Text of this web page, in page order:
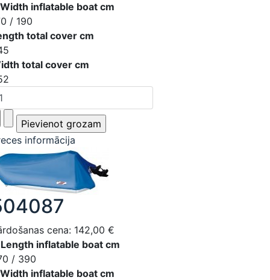
inflatable boat cm
/ 190
total cover cm
total cover cm
informācija
cena: 142,00 €
inflatable boat cm
/ 390
inflatable boat cm